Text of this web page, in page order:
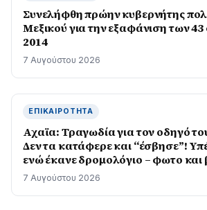
Συνελήφθη πρώην κυβερνήτης
Μεξικού για την εξαφάνιση των
2014
7 Αυγούστου 2026
ΕΠΙΚΑΙΡΌΤΗΤΑ
Αχαϊα: Τραγωδία για τον οδηγό
Δεν τα κατάφερε και “έσβησε”!
ενώ έκανε δρομολόγιο – φωτο και
7 Αυγούστου 2026